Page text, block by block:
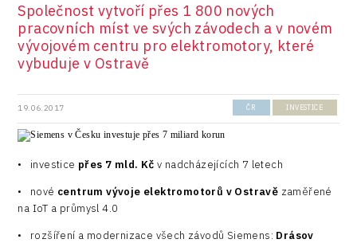
Společnost vytvoří přes 1 800 nových
pracovních míst ve svých závodech a v novém
vývojovém centru pro elektromotory, které
vybuduje v Ostravě
19.06.2017 ČR INVESTICE
• investice přes 7 mld. Kč v nadcházejících 7 letech
• nové centrum vývoje elektromotorů v Ostravě zaměřené
na IoT a průmysl 4.0
• rozšíření a modernizace všech závodů Siemens: Drásov